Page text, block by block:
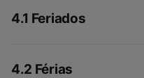
4.1 Feriados
4.2 Férias